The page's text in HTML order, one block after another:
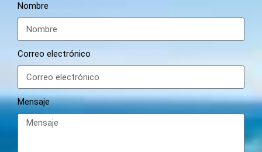
Nombre
Correo electrónico
Mensaje